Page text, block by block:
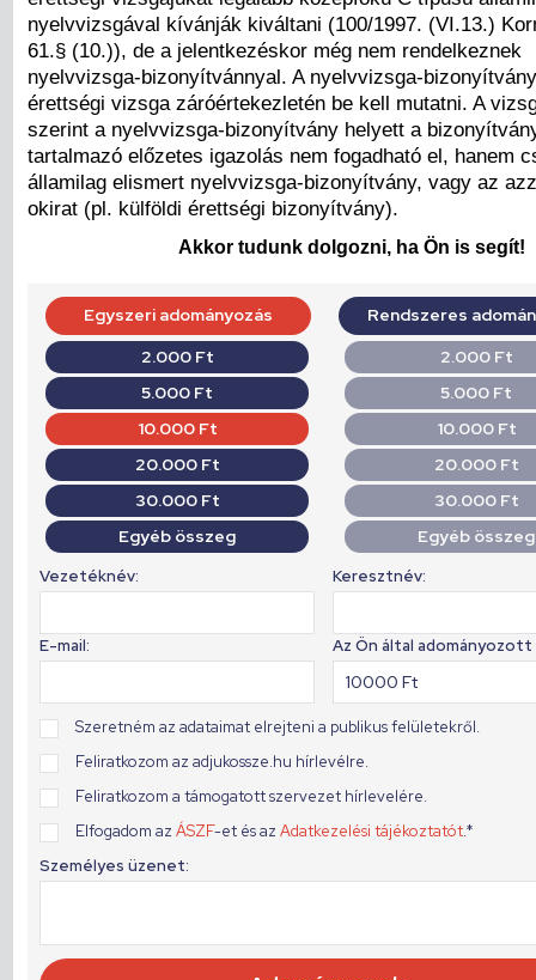
nyelvvizsgával kívánják kiváltani (100/1997. (VI.13.)
61.§ (10.)), de a jelentkezéskor még nem rendelkeznek
nyelvvizsga-bizonyítvánnyal. A nyelvvizsga-
érettségi vizsga záróértekezletén be kell mutatni. A
szerint a nyelvvizsga-bizonyítvány helyett a
tartalmazó előzetes igazolás nem fogadható el, hanem
államilag elismert nyelvvizsga-bizonyítvány, vagy az
okirat (pl. külföldi érettségi bizonyítvány).
Akkor tudunk dolgozni, ha Ön is segít!